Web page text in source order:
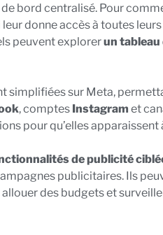
bord centralisé. Pour
donne accès à toutes
peuvent explorerun tableau
simplifiées sur Meta,
, comptes Instagram et
pour qu’elles apparaissent
de publicité
publicitaires. Ils
des budgets et